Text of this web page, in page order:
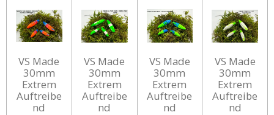
VS Made
30mm
Extrem
Auftreibe
nd
VS Made
30mm
Extrem
Auftreibe
nd
VS Made
30mm
Extrem
Auftreibe
nd
VS Made
30mm
Extrem
Auftreibe
nd